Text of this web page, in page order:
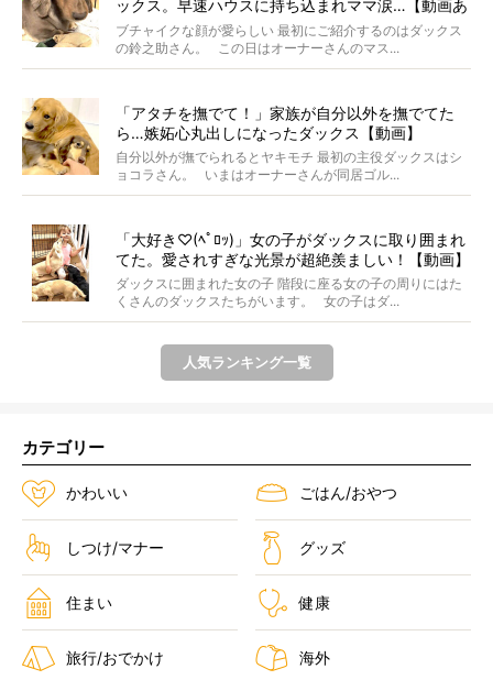
ックス。早速ハウスに持ち込まれママ涙…【動画あ
り】
ブチャイクな顔が愛らしい 最初にご紹介するのはダックス
の鈴之助さん。 この日はオーナーさんのマス...
「アタチを撫でて！」家族が自分以外を撫でてた
ら…嫉妬心丸出しになったダックス【動画】
自分以外が撫でられるとヤキモチ 最初の主役ダックスはシ
ョコラさん。 いまはオーナーさんが同居ゴル...
「大好き♡(ﾍﾟﾛｯ)」女の子がダックスに取り囲まれ
てた。愛されすぎな光景が超絶羨ましい！【動画】
ダックスに囲まれた女の子 階段に座る女の子の周りにはた
くさんのダックスたちがいます。 女の子はダ...
人気ランキング一覧
カテゴリー
かわいい ごはん/おやつ
しつけ/マナー グッズ
住まい 健康
旅行/おでかけ 海外